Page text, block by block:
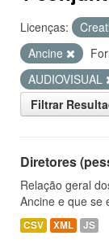
Licenças:
Ancine
AUDIOVISUAL
Filtrar
Diretores
Relação geral
Ancine e que se
CSV XML JS